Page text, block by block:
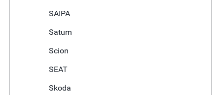
SAIPA
Saturn
Scion
SEAT
Skoda